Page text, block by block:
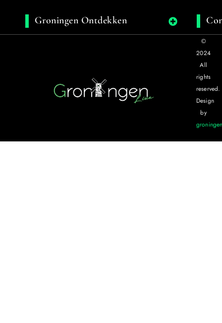
Groningen Ontdekken
©
2024
All
rights
reserved.
Design
by